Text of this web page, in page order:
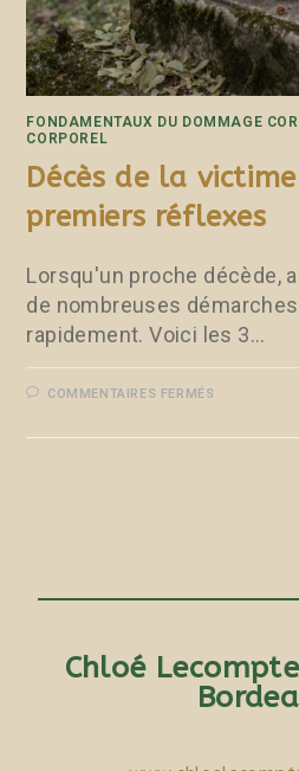
FONDAMENTAUX DU DOMMAGE
CORPOREL
Décès de la
premiers réflexes
Lorsqu'un proche décède,
de nombreuses
rapidement. Voici les 3…
COMMENTAIRES FERMÉS
Chloé